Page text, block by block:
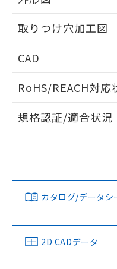
取りつけ穴加工図
CAD
ドすることができま
ログ
ダウンロードデータをご
みください。
ソフトウェアの使用条件
RoHS/REACH対応
EU RoHS 注意事項
対応済み
中国 RoHS 注意事項
規格認証/適合状況
カタログ/データ
2D CADデータ
していることか
り、2022年1月
す。